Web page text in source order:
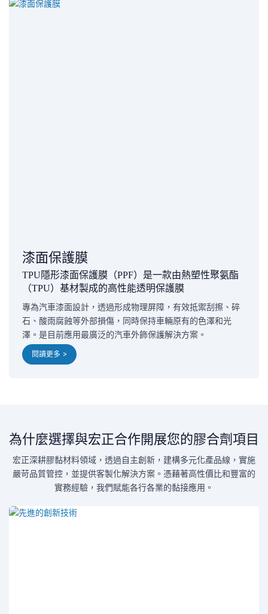
漆面保護膜
TPU隱形漆面保護膜（PPF）是一款由熱塑性聚氨酯
（TPU）基材製成的高性能透明保護膜
專為汽車漆面設計，透過形成物理屏障，有效抵禦刮擦、碎
石、酸雨腐蝕等外部損傷，同時保持車輛原有的色澤和光
澤。是目前應用最廣泛的汽車外飾保護解決方案。
閱讀更多 >
為什麼選擇與宏正合作開展您的膠合劑項目
宏正深耕膠黏材料領域，透過自主創新，建構多元化產品線，實施
嚴苛品質管控，並提供客製化解決方案。憑藉著高性價比和豐富的
實務經驗，我們賦能各行各業的黏接應用。